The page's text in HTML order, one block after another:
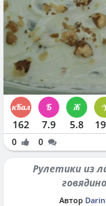
162 7.9 5.8
0 0
Рулетики из лаваша с
Автор